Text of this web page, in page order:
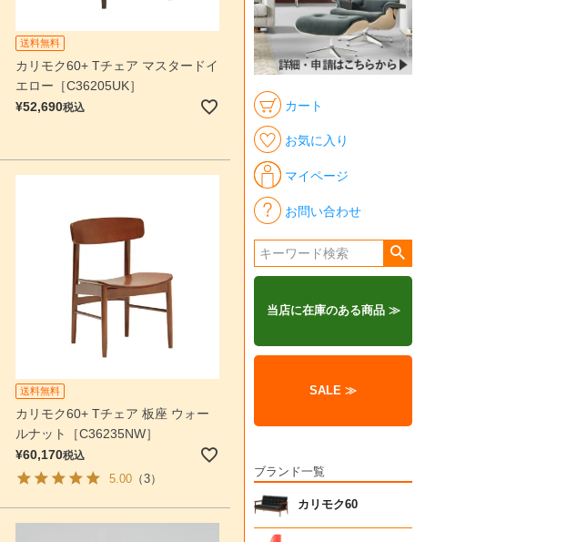
送料無料
カリモク60+ Tチェア マスタードイ
エロー［C36205UK］
¥52,690税込
送料無料
カリモク60+ Tチェア 板座 ウォー
ルナット［C36235NW］
¥60,170税込
5.00（3）
カート
お気に入り
マイページ
お問い合わせ
当店に在庫のある商品 ≫
SALE ≫
ブランド一覧
カリモク60